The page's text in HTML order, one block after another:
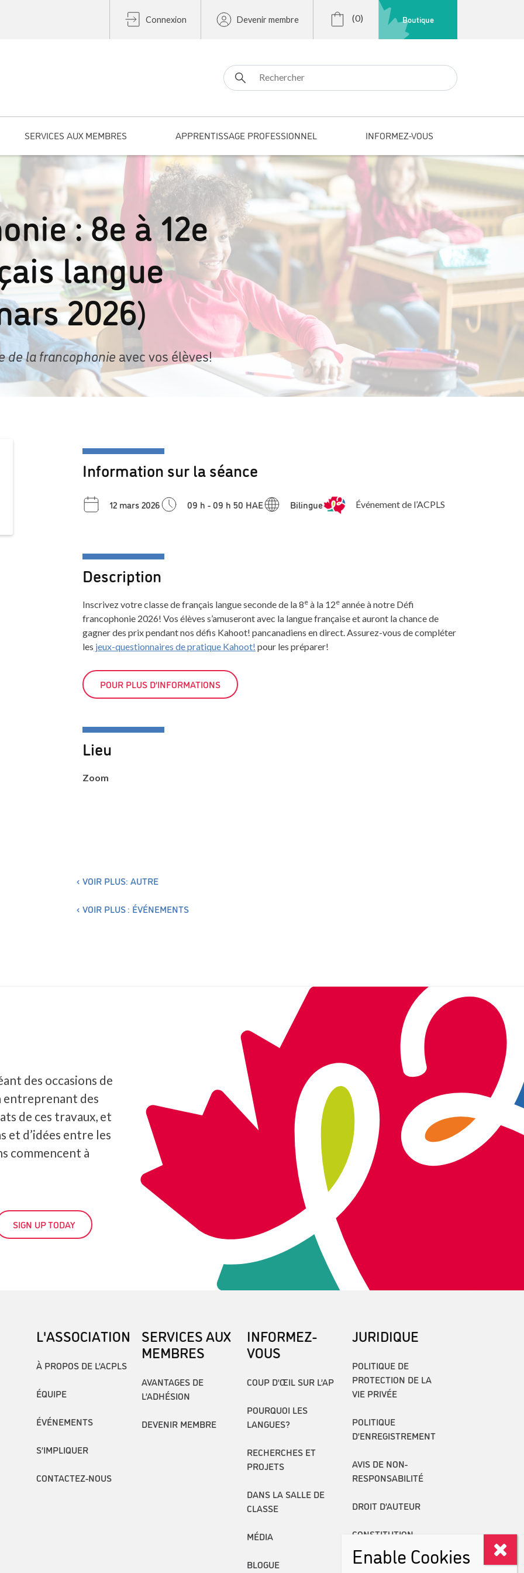
Connexion Devenir membre (0) Boutique
Search for:
SERVICES AUX MEMBRES APPRENTISSAGE PROFESSIONNEL INFORMEZ-VOUS
: 8e à 12e
langue
2026)
de la francophonie avec vos élèves!
Information sur la séance
12 mars 2026 09 h - 09 h 50 HAE Bilingue Événement de l’ACPLS
Description
Inscrivez votre classe de français langue seconde de la 8eà la 12eannée à notre Défi
francophonie 2026! Vos élèves s’amuseront avec la langue française et auront la chance de
gagner des prix pendant nos défis Kahoot! pancanadiens en direct. Assurez-vous de compléter
les jeux-questionnaires de pratique Kahoot! pour les préparer!
POUR PLUS D’INFORMATIONS
Lieu
Zoom
VOIR PLUS: AUTRE
VOIR PLUS : ÉVÉNEMENTS
des occasions de
des
de ces travaux, et
et d’idées entre les
commencent à
SIGN UP TODAY
L'ASSOCIATION
À PROPOS DE L’ACPLS
ÉQUIPE
ÉVÉNEMENTS
S’IMPLIQUER
CONTACTEZ-NOUS
SERVICES AUX
MEMBRES
AVANTAGES DE
L’ADHÉSION
DEVENIR MEMBRE
INFORMEZ-
VOUS
COUP D’ŒIL SUR L’AP
POURQUOI LES
LANGUES?
RECHERCHES ET
PROJETS
DANS LA SALLE DE
CLASSE
MÉDIA
BLOGUE
JURIDIQUE
POLITIQUE DE
PROTECTION DE LA
VIE PRIVÉE
POLITIQUE
D’ENREGISTREMENT
AVIS DE NON-
RESPONSABILITÉ
DROIT D’AUTEUR
CONSTITUTION
RAPPORTS ANNUELS
Enable Cookies